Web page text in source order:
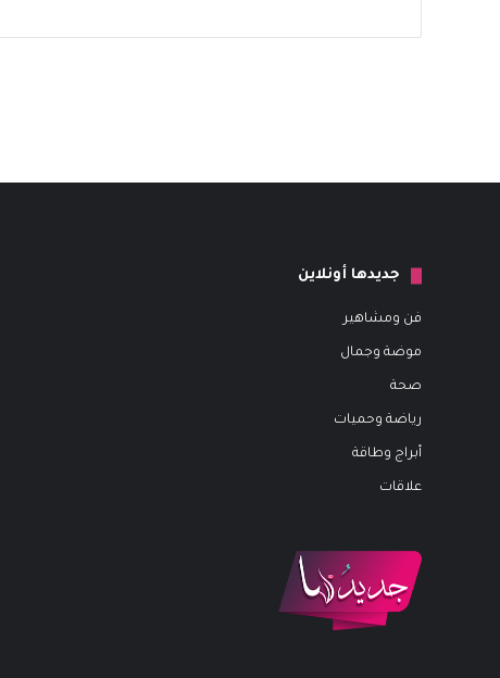
جديدها أونلاين
فن ومشاهير
موضة وجمال
صحة
رياضة وحميات
أبراج وطاقة
علاقات